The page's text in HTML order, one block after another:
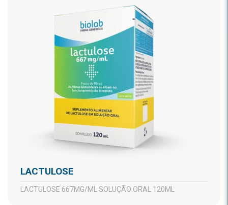
LACTULOSE
LACTULOSE 667MG/ML SOLUÇÃO ORAL 120ML